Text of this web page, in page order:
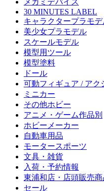
メガミデバイス
30 MINUTES LABEL
キャラクタープラモデ
美少女プラモデル
スケールモデル
模型用ツール
模型塗料
ドール
可動フィギュア / アク
ミニカー
その他ホビー
アニメ・ゲーム作品別
ホビーメーカー
自動車用品
モータースポーツ
文具・雑貨
入荷・予約情報
東浦和店・店頭販売商
セール